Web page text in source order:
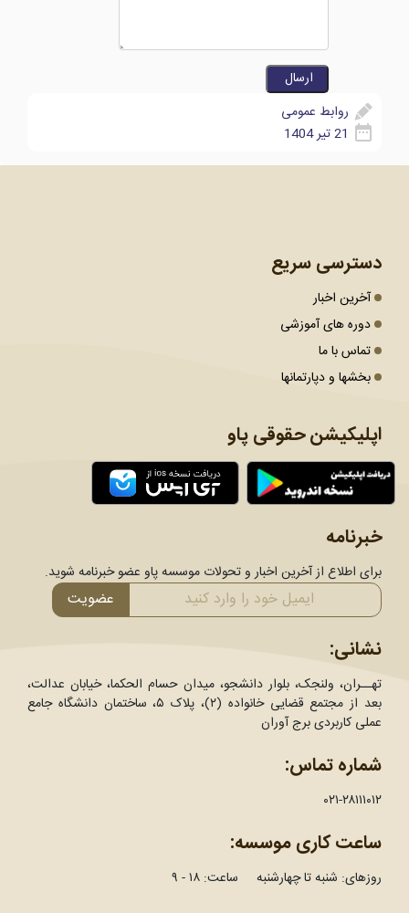
روابط عمومی
دسترسی سریع
آخرین اخبار
دوره های آموزشی
تماس با ما
بخشها و دپارتمانها
اپلیکیشن حقوقی پاو
خبرنامه
برای اطلاع از آخرین اخبار و تحولات موسسه پاو عضو خبرنامه شوید.
عضویت
نشانی:
تهــران، ولنجک، بلوار دانشجو، میدان حسام الحکما، خیابان عدالت،
بعد از مجتمع قضایی خانواده (۲)، پلاک ۵، ساختمان دانشگاه جامع
عملی کاربردی برج آوران
شماره تماس:
۰۲۱-۲۸۱۱۱۰۱۲
ساعت کاری موسسه:
روزهای: شنبه تا چهارشنبه ساعت: ۱۸ - ۹